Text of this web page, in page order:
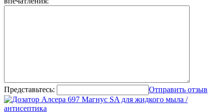
Представьтесь: Отправить отзыв